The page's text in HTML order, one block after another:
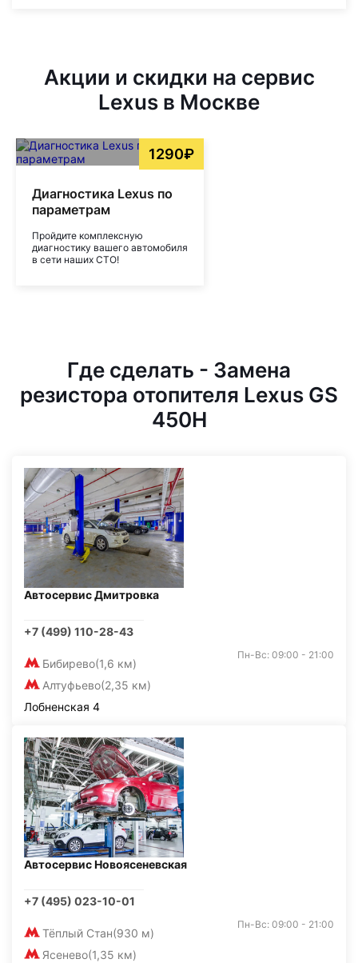
Акции и скидки на сервис
Lexus в Москве
1290₽
Диагностика Lexus по
параметрам
Пройдите комплексную
диагностику вашего автомобиля
в сети наших СТО!
Где сделать - Замена
резистора отопителя Lexus GS
450H
Автосервис Дмитровка
+7 (499) 110-28-43
Бибирево(1,6 км)
Алтуфьево(2,35 км)
Пн-Вс: 09:00 - 21:00
Лобненская 4
Автосервис Новоясеневская
+7 (495) 023-10-01
Тёплый Стан(930 м)
Ясенево(1,35 км)
Пн-Вс: 09:00 - 21:00